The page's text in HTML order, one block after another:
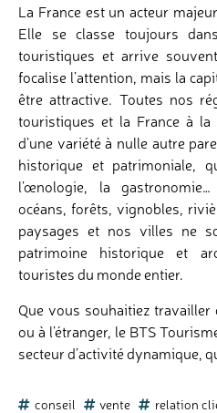
La France est un acteur
Elle se classe toujours
touristiques et arrive
focalise l’attention, mais la
être attractive. Toutes nos
touristiques et la France à la
d’une variété à nulle autre
historique et patrimoniale,
l’œnologie, la
océans, forêts, vignobles,
paysages et nos villes ne
patrimoine historique et
touristes du monde entier.
Que vous souhaitiez
ou à l’étranger, le BTS
secteur d’activité dynamique,
conseil vente relation